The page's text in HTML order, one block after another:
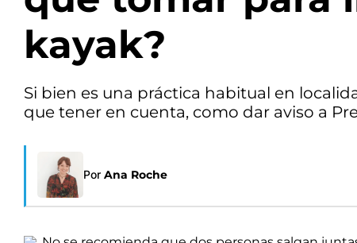
kayak?
Si bien es una práctica habitual en
que tener en cuenta, como dar aviso a
Por Ana Roche